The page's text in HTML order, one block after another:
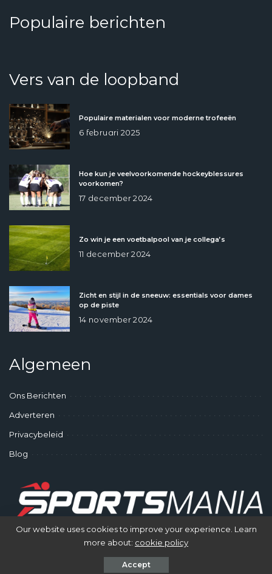
Populaire berichten
Vers van de loopband
Populaire materialen voor moderne trofeeën
6 februari 2025
Hoe kun je veelvoorkomende hockeyblessures
voorkomen?
17 december 2024
Zo win je een voetbalpool van je collega’s
11 december 2024
Zicht en stijl in de sneeuw: essentials voor dames
op de piste
14 november 2024
Algemeen
Ons Berichten
Adverteren
Privacybeleid
Blog
© SportsMania - Gek op Sporten
Our website uses cookies to improve your experience. Learn
more about: cookie policy
Accept